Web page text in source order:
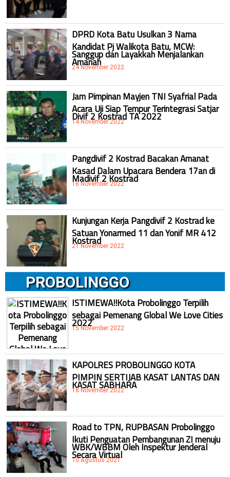
DPRD Kota Batu Usulkan 3 Nama
Kandidat Pj Walikota Batu, MCW:
Sanggup dan Layakkah Menjalankan
Amanah
24 November 2022
Jam Pimpinan Mayjen TNI Syafrial Pada
Acara Uji Siap Tempur Terintegrasi Satjar
Divif 2 Kostrad TA 2022
14 November 2022
Pangdivif 2 Kostrad Bacakan Amanat
Kasad Dalam Upacara Bendera 17an di
Madivif 2 Kostrad
16 November 2022
Kunjungan Kerja Pangdivif 2 Kostrad ke
Satuan Yonarmed 11 dan Yonif MR 412
Kostrad
21 November 2022
PROBOLINGGO
ISTIMEWA!!Kota Probolinggo Terpilih
sebagai Pemenang Global We Love Cities
2022
15 November 2022
KAPOLRES PROBOLINGGO KOTA
PIMPIN SERTIJAB KASAT LANTAS DAN
KASAT SABHARA
18 November 2022
Road to TPN, RUPBASAN Probolinggo
Ikuti Penguatan Pembangunan ZI menuju
WBK/WBBM Oleh Inspektur Jenderal
Secara Virtual
10 Agustus 2021